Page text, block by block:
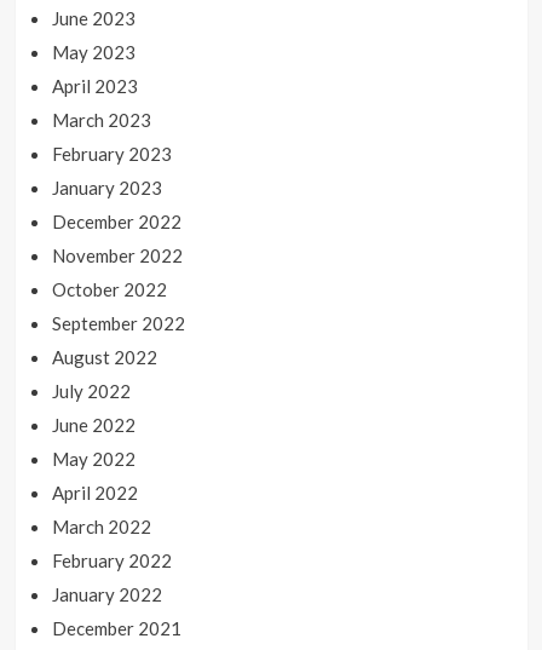
June 2023
May 2023
April 2023
March 2023
February 2023
January 2023
December 2022
November 2022
October 2022
September 2022
August 2022
July 2022
June 2022
May 2022
April 2022
March 2022
February 2022
January 2022
December 2021